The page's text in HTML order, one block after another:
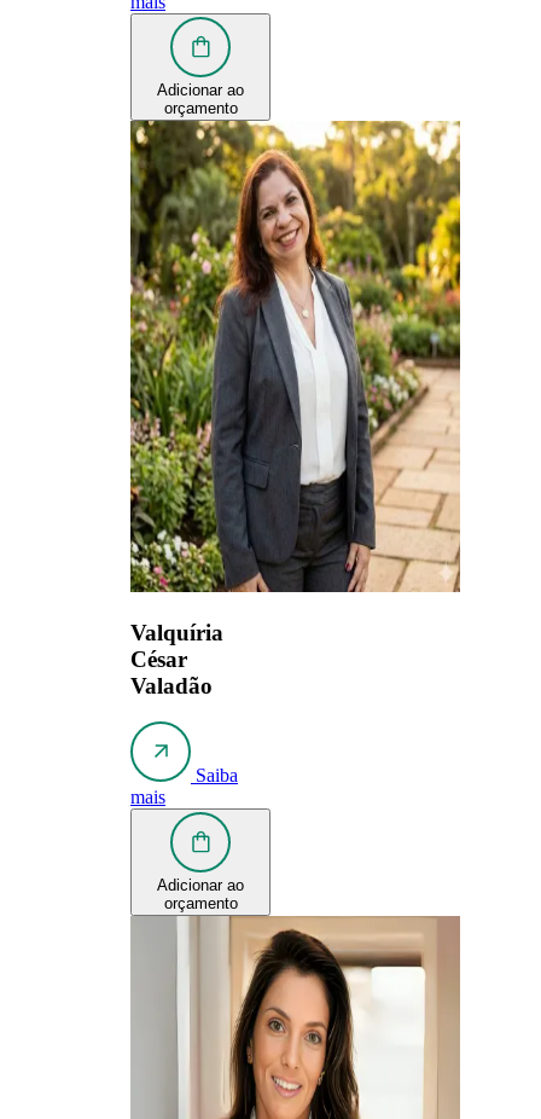
Adicionar ao
orçamento
Valquíria
César
Valadão
Saiba
mais
Adicionar ao
orçamento